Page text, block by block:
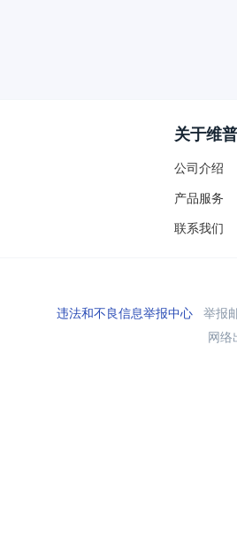
关于维普
公司介绍
产品服务
联系我们
违法和不良信息举报中心举报
网